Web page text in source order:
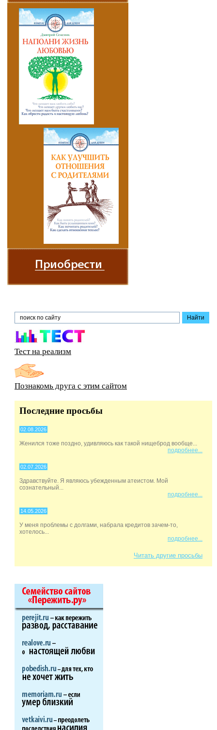
Тест на реализм
Познакомь друга с этим сайтом
Последние просьбы
02.08.2026
Женился тоже поздно, удивляюсь как такой нищеброд вообще...
подробнее...
02.07.2026
Здравствуйте. Я являюсь убежденным атеистом. Мой
сознательный...
подробнее...
14.05.2026
У меня проблемы с долгами, набрала кредитов зачем-то,
хотелось...
подробнее...
Читать другие просьбы